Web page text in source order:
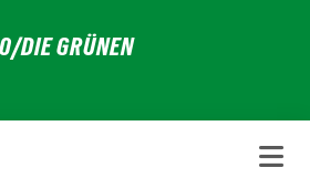
DIE GRÜNEN